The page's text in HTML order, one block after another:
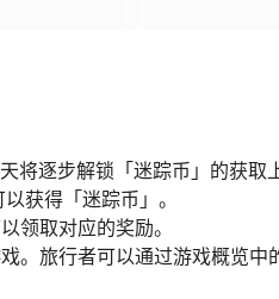
将逐步解锁「迷踪币」的获取
获得「迷踪币」。
领取对应的奖励。
。旅行者可以通过游戏概览中